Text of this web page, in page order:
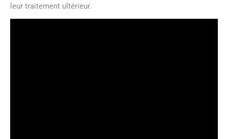
leur traitement ultérieur.